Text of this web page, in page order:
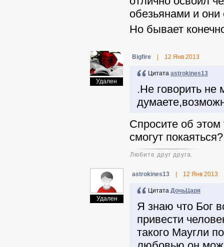
обезьянами и они
Но бывает
Удален
Bigfirе 12 Янв 2013
Цитата astrokines13
.Не говорить не
Спросите об этом
смогут покаяться?
Любите друг друга.
Удален
astrokines13 12 Янв 2013
Цитата ДочьЦаря
Я знаю что Бог
привести
такого Маугли